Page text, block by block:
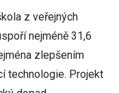
z veřejných
nejméně 31,6
zlepšením
technologie. Projekt